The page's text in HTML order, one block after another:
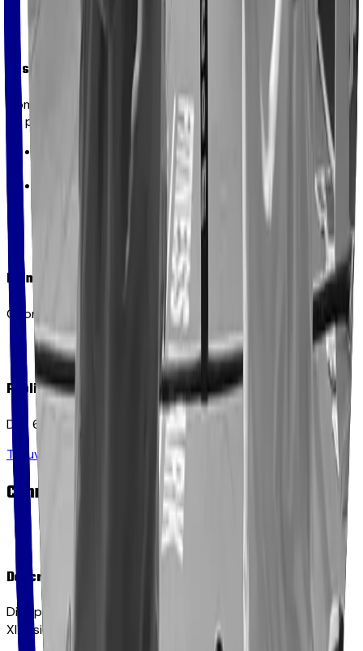
Description
Combinaison de coups de pied et de poing, deux modes
de pratique.
Touche contrôlée, priorité à la technique et
virtuosité - K.O interdit
Puissance autorisée avec ou sans
protections, priorité à l’efficacité - K.O autorisé
Bienfaits
Coordination, réactivité, confiance en soi.
Public
Dès 6 ans, mixtes.
Trouver un club dans le 56
Canne & Bâton de Combat
Description
Discipline spectaculaire, héritée des maîtres d'armes du
XIXᵉ siècle.